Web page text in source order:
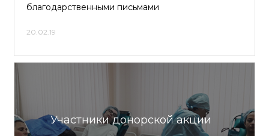
благодарственными письмами
20.02.19
Участники донорской акции